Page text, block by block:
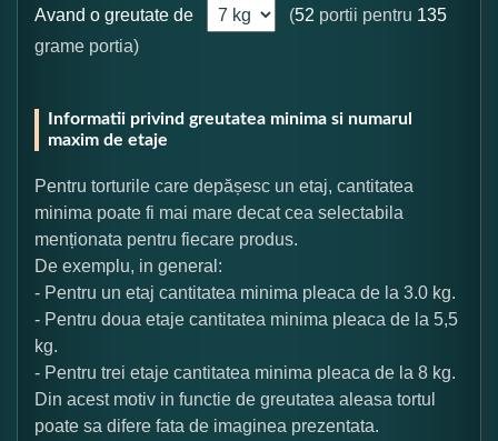
Avand o greutate de (52 portii pentru 135
grame portia)
Informatii privind greutatea minima si numarul
maxim de etaje
Pentru torturile care depășesc un etaj, cantitatea
minima poate fi mai mare decat cea selectabila
menționata pentru fiecare produs.
De exemplu, in general:
- Pentru un etaj cantitatea minima pleaca de la 3.0 kg.
- Pentru doua etaje cantitatea minima pleaca de la 5,5
kg.
- Pentru trei etaje cantitatea minima pleaca de la 8 kg.
Din acest motiv in functie de greutatea aleasa tortul
poate sa difere fata de imaginea prezentata.